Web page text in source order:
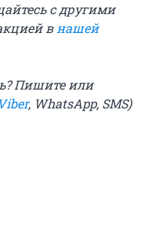
с другими
в нашей
Пишите или
, WhatsApp, SMS)